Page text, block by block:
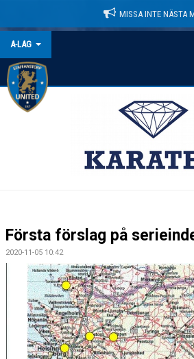
MISSA INTE NÄSTA
A-LAG
HEM
BILDGALLERI
DOKUMENT
KONTAKT
MEDLEMSTIPS
Första förslag på
2020-11-05 10:42